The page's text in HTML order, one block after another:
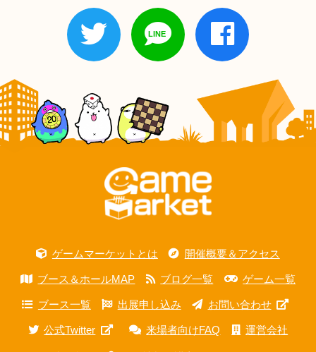
ゲームマーケットとは 開催概要＆アクセス
ブース＆ホールMAP ブログ一覧 ゲーム一覧
ブース一覧 出展申し込み お問い合わせ
公式Twitter 来場者向けFAQ 運営会社